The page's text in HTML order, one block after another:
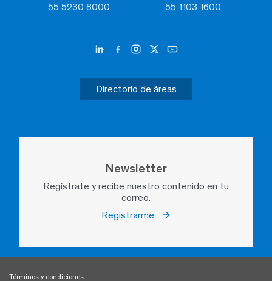
55 5230 8000 55 1103 1600
Directorio de áreas
Newsletter
Regístrate y recibe nuestro contenido en tu
correo.
Registrarme
Términos y condiciones